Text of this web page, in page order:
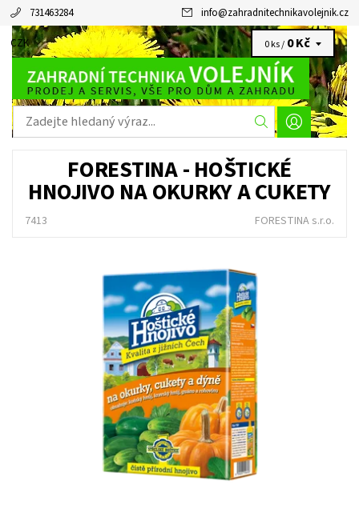
731463284 info@zahradnitechnikavolejnik.cz
CZK 0 ks / 0 Kč
FORESTINA - HOŠTICKÉ
HNOJIVO NA OKURKY A CUKETY
7413 FORESTINA s.r.o.